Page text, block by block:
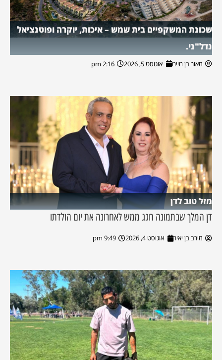
שכונת המשקפיים בית שמש – איכות, יוקרה ופוטנציאל
נדל"ני.
מאור בן חיים אוגוסט 5, 2026 2:16 pm
מזל טוב לדן
דן המלך שבתמונה חגג ממש לאחרונה את יום הולדתו
מירב בן יאיר אוגוסט 4, 2026 9:49 pm